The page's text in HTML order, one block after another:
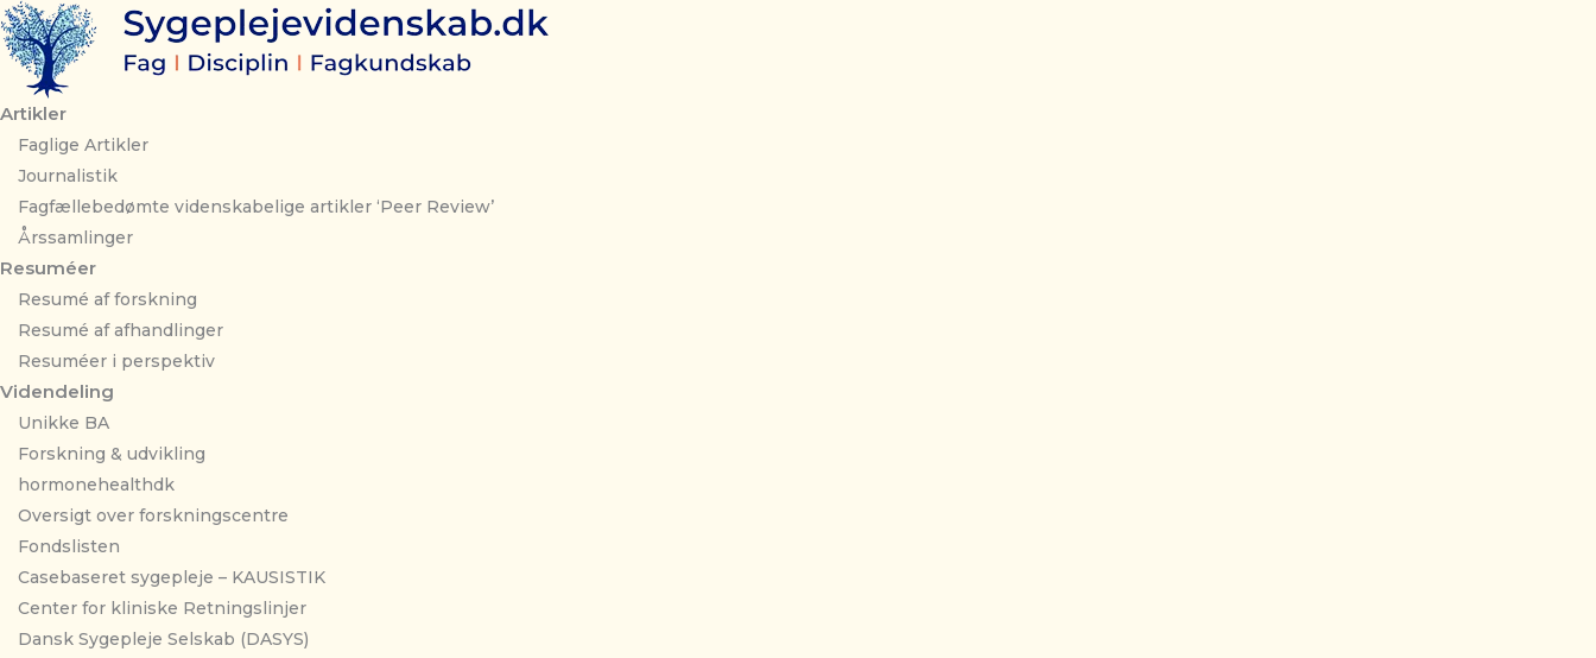
Gå
til
indholdet
Artikler
Faglige Artikler
Journalistik
Fagfællebedømte videnskabelige artikler ‘Peer Review’
Årssamlinger
Resuméer
Resumé af forskning
Resumé af afhandlinger
Resuméer i perspektiv
Videndeling
Unikke BA
Forskning & udvikling
hormonehealthdk
Oversigt over forskningscentre
Fondslisten
Casebaseret sygepleje – KAUSISTIK
Center for kliniske Retningslinjer
Dansk Sygepleje Selskab (DASYS)